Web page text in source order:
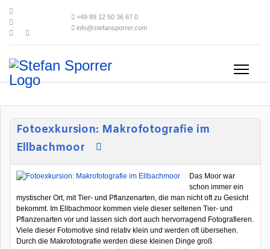
+49 89 12 50 36 67 0
info@stefansporrer.com
Fotoexkursion: Makrofotografie im
Ellbachmoor
Das Moor war
schon immer ein
mystischer Ort, mit Tier- und Pflanzenarten, die man nicht oft zu Gesicht
bekommt. Im Ellbachmoor kommen viele dieser seltenen Tier- und
Pflanzenarten vor und lassen sich dort auch hervorragend Fotografieren.
Viele dieser Fotomotive sind relativ klein und werden oft übersehen.
Durch die Makrofotografie werden diese kleinen Dinge groß